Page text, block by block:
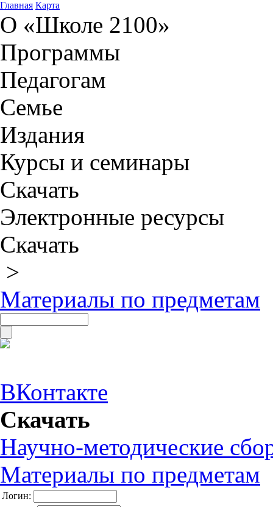
Главная Карта
О «Школе 2100»
Программы
Педагогам
Семье
Издания
Курсы и семинары
Скачать
Электронные ресурсы
Скачать
>
Материалы по предметам
ВКонтакте
Скачать
Научно-методические
Материалы по предметам
Логин: